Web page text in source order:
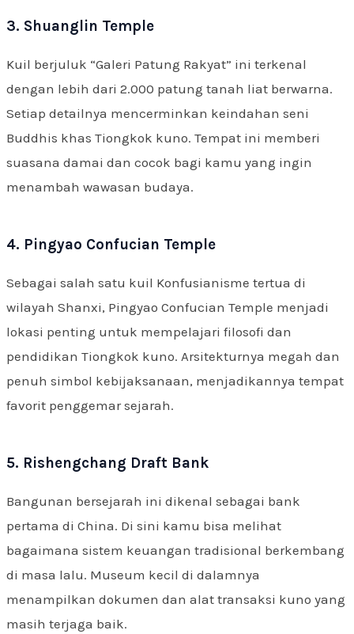
3. Shuanglin Temple
Kuil berjuluk “Galeri Patung Rakyat” ini terkenal
dengan lebih dari 2.000 patung tanah liat berwarna.
Setiap detailnya mencerminkan keindahan seni
Buddhis khas Tiongkok kuno. Tempat ini memberi
suasana damai dan cocok bagi kamu yang ingin
menambah wawasan budaya.
4. Pingyao Confucian Temple
Sebagai salah satu kuil Konfusianisme tertua di
wilayah Shanxi, Pingyao Confucian Temple menjadi
lokasi penting untuk mempelajari filosofi dan
pendidikan Tiongkok kuno. Arsitekturnya megah dan
penuh simbol kebijaksanaan, menjadikannya tempat
favorit penggemar sejarah.
5. Rishengchang Draft Bank
Bangunan bersejarah ini dikenal sebagai bank
pertama di China. Di sini kamu bisa melihat
bagaimana sistem keuangan tradisional berkembang
di masa lalu. Museum kecil di dalamnya
menampilkan dokumen dan alat transaksi kuno yang
masih terjaga baik.